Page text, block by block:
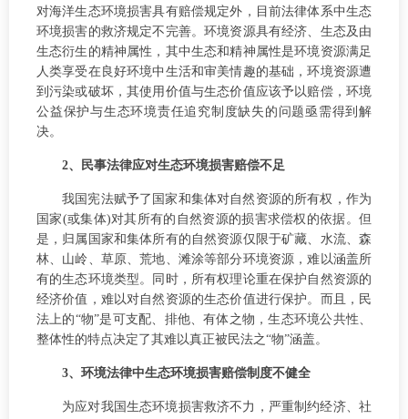
对海洋生态环境损害具有赔偿规定外，目前法律体系中生态
环境损害的救济规定不完善。环境资源具有经济、生态及由
生态衍生的精神属性，其中生态和精神属性是环境资源满足
人类享受在良好环境中生活和审美情趣的基础，环境资源遭
到污染或破坏，其使用价值与生态价值应该予以赔偿，环境
公益保护与生态环境责任追究制度缺失的问题亟需得到解
决。
2、民事法律应对生态环境损害赔偿不足
我国宪法赋予了国家和集体对自然资源的所有权，作为
国家(或集体)对其所有的自然资源的损害求偿权的依据。但
是，归属国家和集体所有的自然资源仅限于矿藏、水流、森
林、山岭、草原、荒地、滩涂等部分环境资源，难以涵盖所
有的生态环境类型。同时，所有权理论重在保护自然资源的
经济价值，难以对自然资源的生态价值进行保护。而且，民
法上的“物”是可支配、排他、有体之物，生态环境公共性、
整体性的特点决定了其难以真正被民法之“物”涵盖。
3、环境法律中生态环境损害赔偿制度不健全
为应对我国生态环境损害救济不力，严重制约经济、社